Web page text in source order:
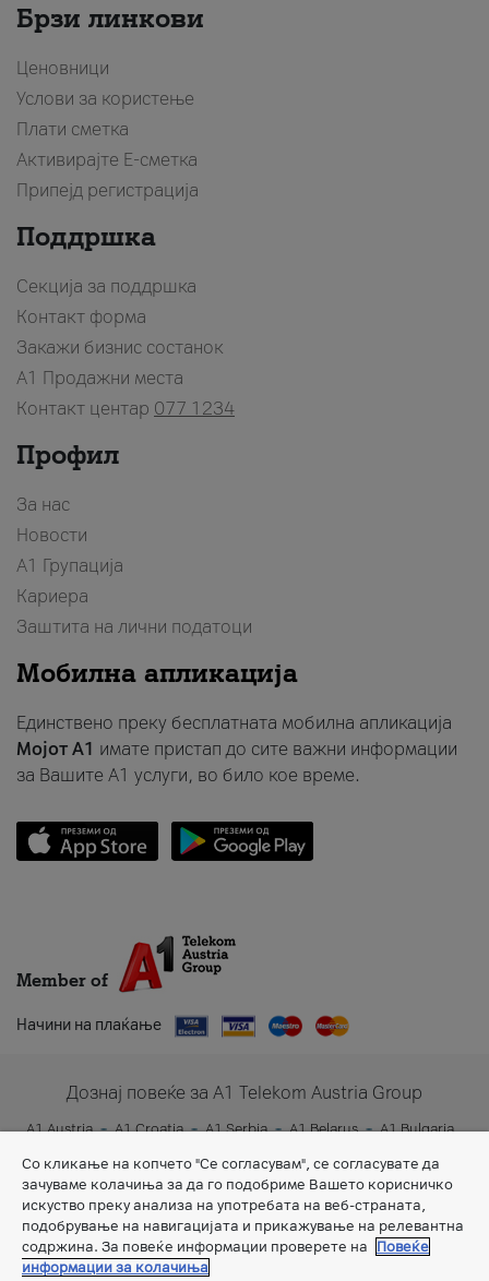
Брзи линкови
Ценовници
Услови за користење
Плати сметка
Активирајте Е-сметка
Припејд регистрација
Поддршка
Секција за поддршка
Контакт форма
Закажи бизнис состанок
A1 Продажни места
Контакт центар 077 1234
Профил
За нас
Новости
А1 Групација
Кариера
Заштита на лични податоци
Мобилна апликација
Единствено преку бесплатната мобилна апликација
Мојот A1 имате пристап до сите важни информации
за Вашите A1 услуги, во било кое време.
Member of
Начини на плаќање
Дознај повеќе за A1 Telekom Austria Group
A1 Austria A1 Croatia A1 Serbia A1 Belarus
A1 Bulgaria
A1 Slovenia
A1 Digital
Со кликање на копчето "Се согласувам", се согласувате да
зачуваме колачиња за да го подобриме Вашето корисничко
искуство преку анализа на употребата на веб-страната,
подобрување на навигацијата и прикажување на релевантна
содржина. За повеќе информации проверете на
Повеќе
информации за колачиња